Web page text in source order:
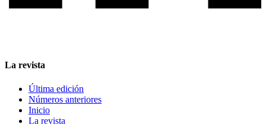
La revista
Última edición
Números anteriores
Inicio
La revista